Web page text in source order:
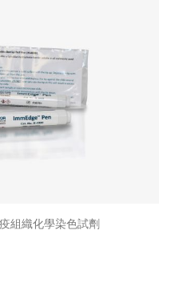
組織化學染色試劑